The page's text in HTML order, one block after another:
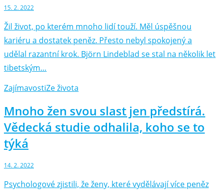
15. 2. 2022
Žil život, po kterém mnoho lidí touží. Měl úspěšnou
kariéru a dostatek peněz. Přesto nebyl spokojený a
udělal razantní krok. Björn Lindeblad se stal na několik let
tibetským…
ZajímavostiZe života
Mnoho žen svou slast jen předstírá.
Vědecká studie odhalila, koho se to
týká
14. 2. 2022
Psychologové zjistili, že ženy, které vydělávají více peněz